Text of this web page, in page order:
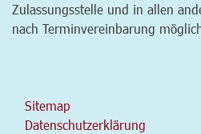
Zulassungsstelle und in allen
nach Terminvereinbarung
Sitemap
Datenschutzerklärung